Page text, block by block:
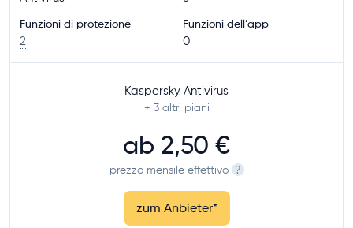
Funzioni di protezione
2
Funzioni dell’app
0
Kaspersky Antivirus
+ 3 altri piani
ab 2,50 €
prezzo mensile effettivo ?
zum Anbieter*